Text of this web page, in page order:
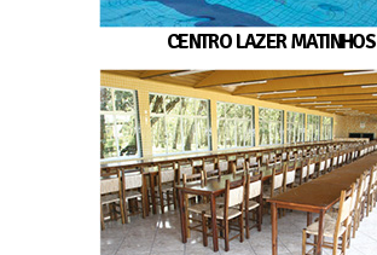
CENTRO LAZER MATINHOS